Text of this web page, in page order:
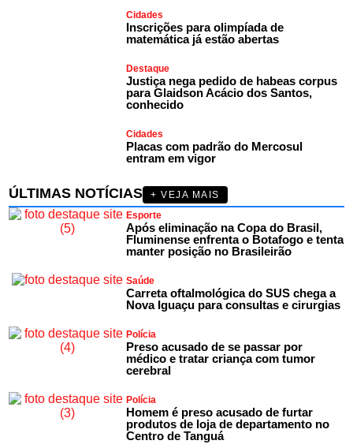
Cidades
Inscrições para olimpíada de
matemática já estão abertas
Destaque
Justiça nega pedido de habeas corpus
para Glaidson Acácio dos Santos,
conhecido
Cidades
Placas com padrão do Mercosul
entram em vigor
ÚLTIMAS NOTÍCIAS
+ VEJA MAIS
Esporte
Após eliminação na Copa do Brasil,
Fluminense enfrenta o Botafogo e tenta
manter posição no Brasileirão
Saúde
Carreta oftalmológica do SUS chega a
Nova Iguaçu para consultas e cirurgias
Polícia
Preso acusado de se passar por
médico e tratar criança com tumor
cerebral
Polícia
Homem é preso acusado de furtar
produtos de loja de departamento no
Centro de Tanguá